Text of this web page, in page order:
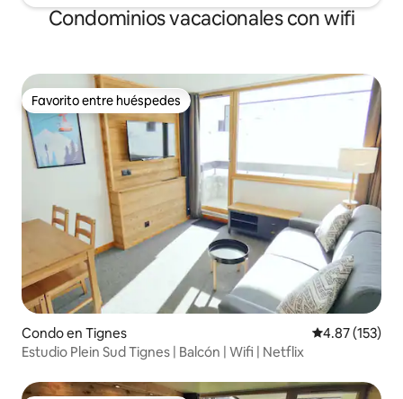
Condominios vacacionales con wifi
Favorito entre huéspedes
Favorito entre huéspedes
Condo en Tignes Calificación
4.87 (153)
Estudio Plein Sud Tignes | Balcón | Wifi | Netflix